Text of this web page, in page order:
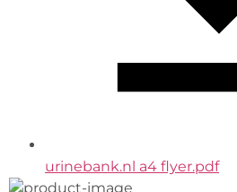
urinebank.nl a4 flyer.pdf